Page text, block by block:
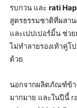
รบกวน และ rati
สูตรธรรมชาติที่ผสา
และเปปเปอร์มิ้น ช่ว
ไม่ทำลายรองเท้าคู่
ด้วย
นอกจากผลิตภัณฑ์ข้า
มากมาย และในปีนี้